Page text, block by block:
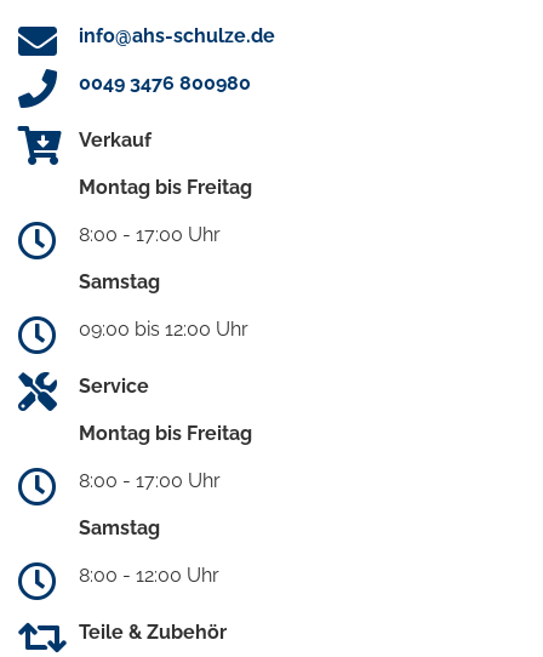
info@ahs-schulze.de
0049 3476 800980
Verkauf
Montag bis Freitag
8:00 - 17:00 Uhr
Samstag
09:00 bis 12:00 Uhr
Service
Montag bis Freitag
8:00 - 17:00 Uhr
Samstag
8:00 - 12:00 Uhr
Teile & Zubehör